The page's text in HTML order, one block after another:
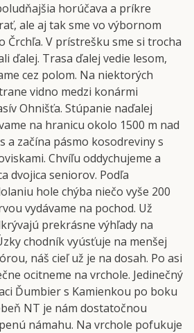
horúčava a príkre
ale aj tak sme vo výbornom
Črchľa. V prístrešku sme si trocha
ďalej. Trasa ďalej vedie lesom,
cez polom. Na niektorých
vidno medzi konármi
Ohnišťa. Stúpanie naďalej
na hranicu okolo 1500 m nad
a začína pásmo kosodreviny s
Chvíľu oddychujeme a
dvojica seniorov. Podľa
hole chýba niečo vyše 200
vydávame na pochod. Už
prekrásne výhľady na
chodník vyúsťuje na menšej
náš cieľ už je na dosah. Po asi
ocitneme na vrchole. Jedinečný
Ďumbier s Kamienkou po boku
NT je nám dostatočnou
námahu. Na vrchole pofukuje